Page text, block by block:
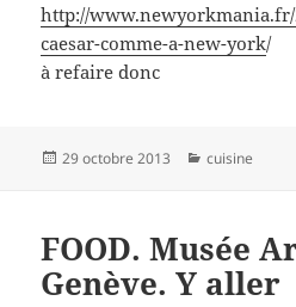
http://www.newyorkmania.fr/
caesar-comme-a-new-york/
à refaire donc
Publié
29 octobre 2013 Catégories
cuisine
FOOD. Musée
Genève. Y aller